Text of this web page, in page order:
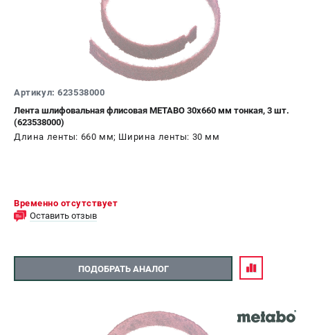
Артикул: 623538000
Лента шлифовальная флисовая METABO 30x660 мм тонкая, 3 шт.
(623538000)
Длина ленты: 660 мм; Ширина ленты: 30 мм
Временно отсутствует
Оставить отзыв
ПОДОБРАТЬ АНАЛОГ